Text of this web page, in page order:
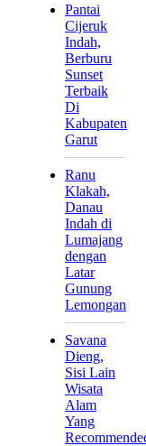
Pantai
Cijeruk
Indah,
Berburu
Sunset
Terbaik
Di
Kabupaten
Garut
Ranu
Klakah,
Danau
Indah di
Lumajang
dengan
Latar
Gunung
Lemongan
Savana
Dieng,
Sisi Lain
Wisata
Alam
Yang